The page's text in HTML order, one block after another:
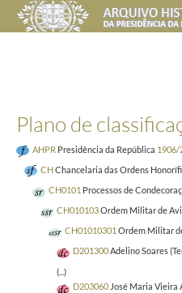
Plano de
AHPR Presidência da República 1906/
CHChancelaria das Ordens
CH0101 Processos de
CH010103Ordem Militar de
CH01010301 Ordem Militar
D201300Adelino Soares
(...)
D203060 José Maria Vieira